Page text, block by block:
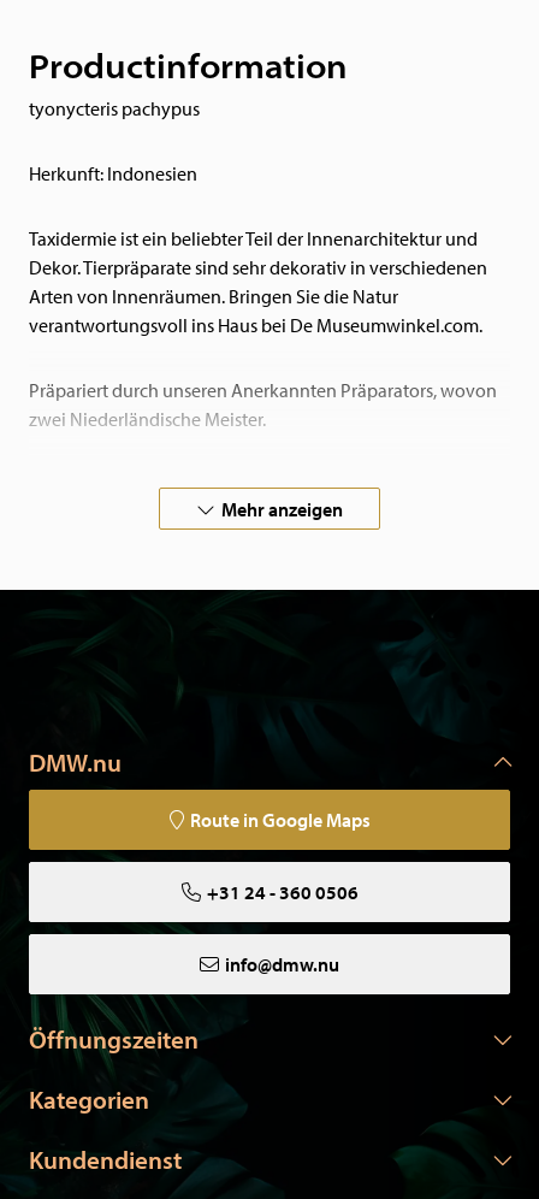
Productinformation
tyonycteris pachypus
Herkunft: Indonesien
Taxidermie ist ein beliebter Teil der Innenarchitektur und
Dekor. Tierpräparate sind sehr dekorativ in verschiedenen
Arten von Innenräumen. Bringen Sie die Natur
verantwortungsvoll ins Haus bei De Museumwinkel.com.
Präpariert durch unseren Anerkannten Präparators, wovon
zwei Niederländische Meister.
Suchen Sie einem Tierpräparat das nicht in unserem
Webshop steht, Kontaktieren Sie uns bitte. Wir präparieren
Zoos oder Volieren, oder kommen von Privatbesitzer. Unsere
Tiere sind zertifiziert und verfügen über die notwendigen
Mehr anzeigen
DMW.nu
Route in Google Maps
+31 24 - 360 0506
info@dmw.nu
Öffnungszeiten
Kategorien
Kundendienst